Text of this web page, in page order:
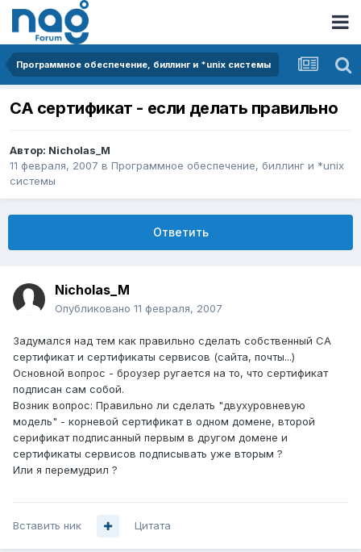
Программное обеспечение, биллинг и *unix системы
CA сертификат - если делать правильно
Автор: Nicholas_M
11 февраля, 2007 в Программное обеспечение, биллинг и *unix
системы
Ответить
Nicholas_M
Опубликовано 11 февраля, 2007
Задумался над тем как правильно сделать собственный CA
сертификат и сертификаты сервисов (сайта, почты...)
Основной вопрос - броузер ругается на то, что сертификат
подписан сам собой.
Возник вопрос: Правильно ли сделать "двухуровневую
модель" - корневой сертификат в одном домене, второй
серификат подписанный первым в другом домене и
сертификаты сервисов подписывать уже вторым ?
Или я перемудрил ?
Вставить ник Цитата